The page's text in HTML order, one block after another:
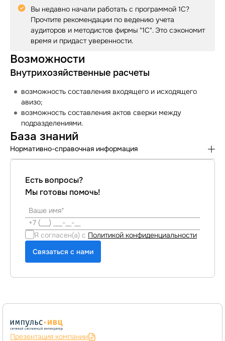
Вы недавно начали работать с программой 1С?
Прочтите рекомендации по ведению учета
аудиторов и методистов фирмы "1С". Это сэкономит
время и придаст уверенности.
Возможности
Внутрихозяйственные расчеты
возможность составления входящего и исходящего
авизо;
возможность составления актов сверки между
подразделениями⁠.
База знаний
Нормативно-справочная информация
Справочники сметной подсистемы
Общая информация. Справочники общего назначения
Справочники BIM подсистемы
Есть вопросы?
Мы готовы помочь!
Я согласен(а) с Политикой конфиденциальности
Связаться с нами
Презентация компании